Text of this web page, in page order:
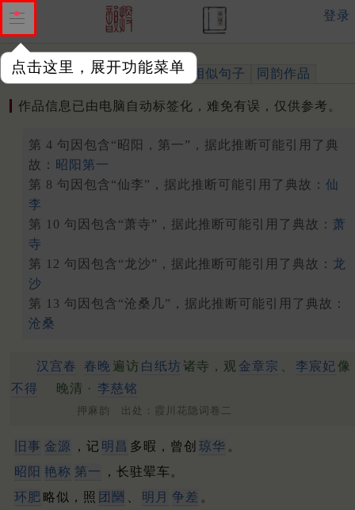
点击这里，展开功能菜单
登录
作品 标注四声 出处、引用 相似句子 同韵作品
作品信息已由电脑自动标签化，难免有误，仅供参考。
第 4 句因包含“昭阳，第一”，据此推断可能引用了典
故： 昭阳第一
第 8 句因包含“仙李”，据此推断可能引用了典故： 仙
李
第 10 句因包含“萧寺”，据此推断可能引用了典故： 萧
寺
第 12 句因包含“龙沙”，据此推断可能引用了典故： 龙
沙
第 13 句因包含“沧桑几”，据此推断可能引用了典故：
沧桑
汉宫春 春晚 遍访 白纸坊 诸寺，观 金章宗 李宸妃像
不得
晚清 · 李慈铭
押麻韵 出处：霞川花隐词卷二
旧事 金源 ，记 明昌 多暇，曾创 琼华 。
昭阳 艳称 第一
，长驻翚车。
环肥 略似，照 团圞 明月 争差 。